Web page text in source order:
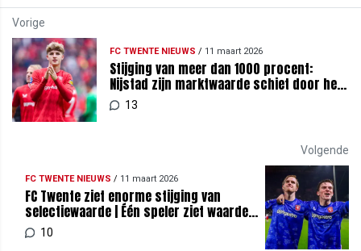
Vorige
FC TWENTE NIEUWS / 11 maart 2026
Stijging van meer dan 1000 procent:
Nijstad zijn marktwaarde schiet door het
dak13
Volgende
FC TWENTE NIEUWS / 11 maart 2026
FC Twente ziet enorme stijging van
selectiewaarde | Één speler ziet waarde
dalen
10